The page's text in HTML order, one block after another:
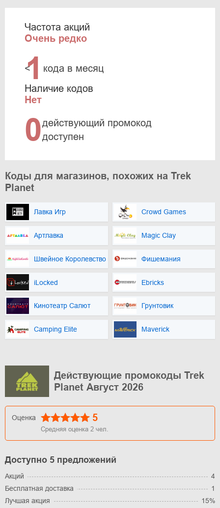
Частота акций
Очень редко
<
1 кода в месяц
Наличие кодов
Нет
0действующий промокод
доступен
Коды для магазинов, похожих на Trek
Planet
Лавка Игр Crowd Games
Артлавка Magic Clay
Швейное Королевство Фишемания
iLocked Ebricks
Кинотеатр Салют Грунтовик
Camping Elite Maverick
Действующие промокоды Trek
Planet Август 2026
Оценка 5
Средняя оценка 2 чел.
Доступно 5 предложений
Акций
4
Бесплатная доставка
1
Лучшая акция
15%